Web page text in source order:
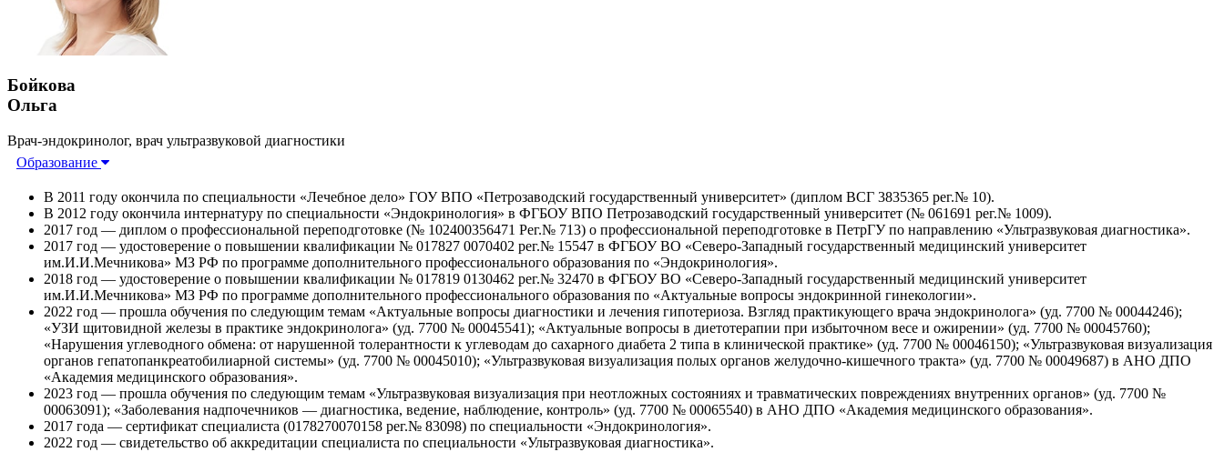
Бойкова
Ольга
Врач-эндокринолог, врач ультразвуковой диагностики
Образование
В 2011 году окончила по специальности «Лечебное дело» ГОУ ВПО «Петрозаводский государственный университет» (диплом ВСГ 3835365 рег.№ 10).
В 2012 году окончила интернатуру по специальности «Эндокринология» в ФГБОУ ВПО Петрозаводский государственный университет (№ 061691 рег.№ 1009).
2017 год — диплом о профессиональной переподготовке (№ 102400356471 Рег.№ 713) о профессиональной переподготовке в ПетрГУ по направлению «Ультразвуковая диагностика».
2017 год — удостоверение о повышении квалификации № 017827 0070402 рег.№ 15547 в ФГБОУ ВО «Северо-Западный государственный медицинский университет
им.И.И.Мечникова» МЗ РФ по программе дополнительного профессионального образования по «Эндокринология».
2018 год — удостоверение о повышении квалификации № 017819 0130462 рег.№ 32470 в ФГБОУ ВО «Северо-Западный государственный медицинский университет
им.И.И.Мечникова» МЗ РФ по программе дополнительного профессионального образования по «Актуальные вопросы эндокринной гинекологии».
2022 год — прошла обучения по следующим темам «Актуальные вопросы диагностики и лечения гипотериоза. Взгляд практикующего врача эндокринолога» (уд. 7700 № 00044246);
«УЗИ щитовидной железы в практике эндокринолога» (уд. 7700 № 00045541); «Актуальные вопросы в диетотерапии при избыточном весе и ожирении» (уд. 7700 № 00045760);
«Нарушения углеводного обмена: от нарушенной толерантности к углеводам до сахарного диабета 2 типа в клинической практике» (уд. 7700 № 00046150); «Ультразвуковая визуализация
органов гепатопанкреатобилиарной системы» (уд. 7700 № 00045010); «Ультразвуковая визуализация полых органов желудочно-кишечного тракта» (уд. 7700 № 00049687) в АНО ДПО
«Академия медицинского образования».
2023 год — прошла обучения по следующим темам «Ультразвуковая визуализация при неотложных состояниях и травматических повреждениях внутренних органов» (уд. 7700 №
00063091); «Заболевания надпочечников — диагностика, ведение, наблюдение, контроль» (уд. 7700 № 00065540) в АНО ДПО «Академия медицинского образования».
2017 года — сертификат специалиста (0178270070158 рег.№ 83098) по специальности «Эндокринология».
2022 год — свидетельство об аккредитации специалиста по специальности «Ультразвуковая диагностика».